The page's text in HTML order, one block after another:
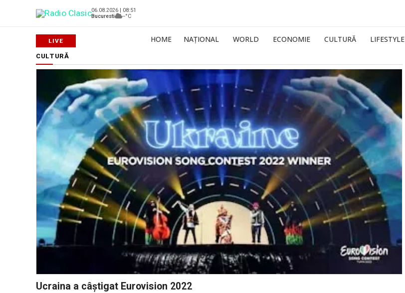
06.08.2026 | 08:51
Bucuresti
--°C
HOME NAȚIONAL WORLD ECONOMIE CULTURĂ LIFESTYLE
CULTURĂ
Ucraina a câștigat Eurovision 2022